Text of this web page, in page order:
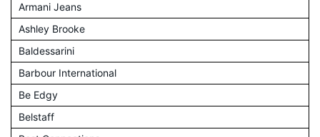
Armani Jeans
Ashley Brooke
Baldessarini
Barbour International
Be Edgy
Belstaff